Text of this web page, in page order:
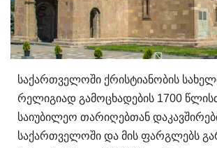
საქართველოში ქრისტიანობის
რელიგიად გამოცხადების 1700
საიუბილეო თარიღებთან
საქართველოში და მის ფარგლებს